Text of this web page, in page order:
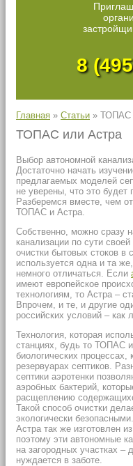
8
Главная » Статьи » ТОПАС
ТОПАС или Астра
Выбор автономной
Достаточно начать
предлагаемых моделей
не уверены, что это будет
Разберемся вместе, чем
ТОПАС и Астра.
Собственно, можно сразу
канализации по сути
очистки бытовых стоков
используется одна и та
немного отличаться. Если
имеют европейское
технологиям, то Астра –
Впрочем, и те, и другие
российских условий – как
Технология, которая
станциях, будь то ТОПАС
биологических
резервуарах септиков.
септики аэротенки
аэробных бактерий,
расщеплению
Такой способ очистки
экологически
Астра так же изготовлен
поэтому эти автономные
на загородных участках –
нуждается в заботе.